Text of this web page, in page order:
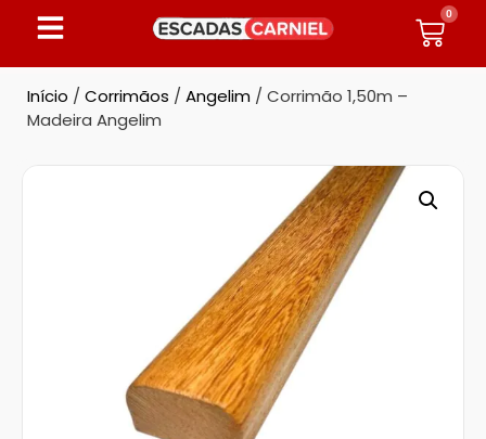
0
Início / Corrimãos / Angelim / Corrimão 1,50m –
Madeira Angelim